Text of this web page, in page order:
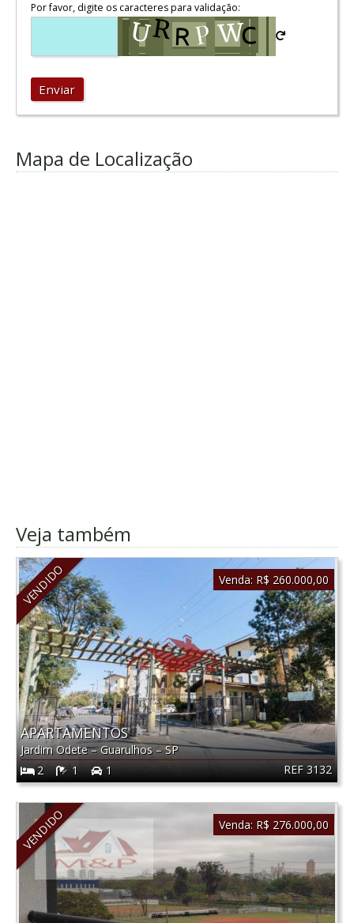
Por favor, digite os caracteres para validação:
Enviar
Mapa de Localização
Veja também
VENDIDO
REF 3132
APARTAMENTOS
Jardim Odete–Guarulhos–SP
2
1 1
Venda: R$ 260.000,00
VENDIDO Venda: R$ 276.000,00